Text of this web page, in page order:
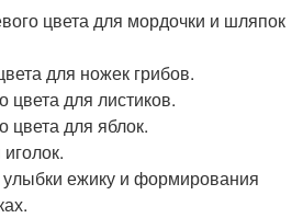
цвета для мордочки и шляпок
для ножек грибов.
цвета для листиков.
цвета для яблок.
ежику и формирования